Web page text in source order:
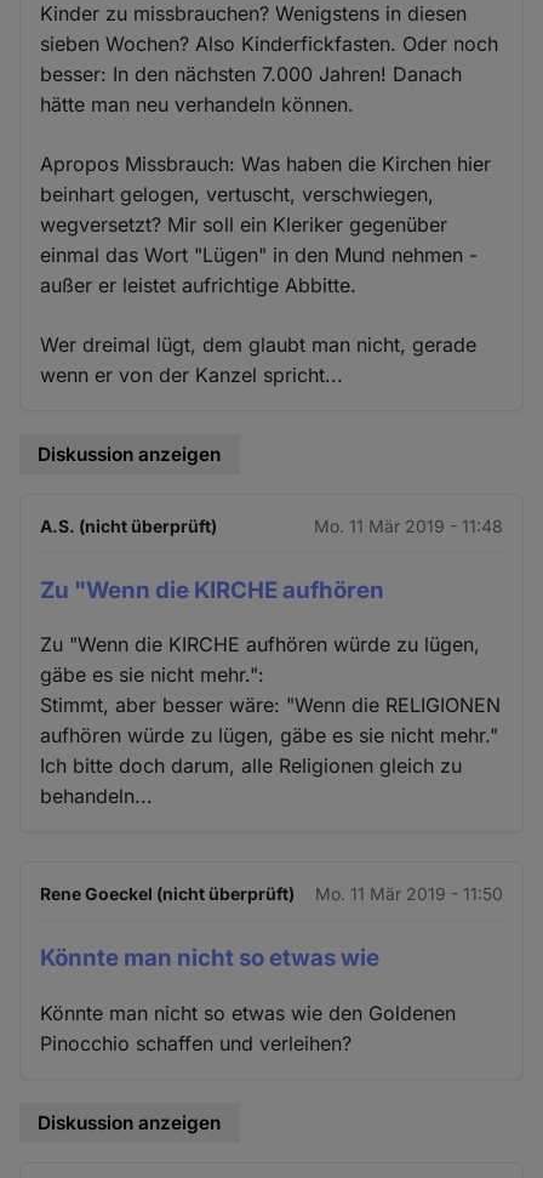
Kinder zu missbrauchen? Wenigstens in diesen
sieben Wochen? Also Kinderfickfasten. Oder noch
besser: In den nächsten 7.000 Jahren! Danach
hätte man neu verhandeln können.
Apropos Missbrauch: Was haben die Kirchen hier
beinhart gelogen, vertuscht, verschwiegen,
wegversetzt? Mir soll ein Kleriker gegenüber
einmal das Wort "Lügen" in den Mund nehmen -
außer er leistet aufrichtige Abbitte.
Wer dreimal lügt, dem glaubt man nicht, gerade
wenn er von der Kanzel spricht...
Diskussion anzeigen
A.S. (nicht überprüft) Mo. 11 Mär 2019 - 11:48
Zu "Wenn die KIRCHE aufhören
Zu "Wenn die KIRCHE aufhören würde zu lügen,
gäbe es sie nicht mehr.":
Stimmt, aber besser wäre: "Wenn die RELIGIONEN
aufhören würde zu lügen, gäbe es sie nicht mehr."
Ich bitte doch darum, alle Religionen gleich zu
behandeln...
Rene Goeckel (nicht überprüft) Mo. 11 Mär 2019 - 11:50
Könnte man nicht so etwas wie
Könnte man nicht so etwas wie den Goldenen
Pinocchio schaffen und verleihen?
Diskussion anzeigen